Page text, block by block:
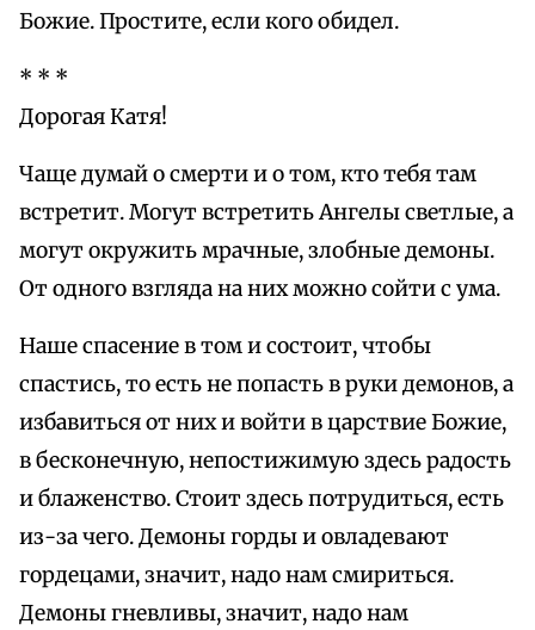
Божие. Простите, если кого обидел.
* * *
Дорогая Катя!
Чаще думай о смерти и о том, кто тебя там
встретит. Могут встретить Ангелы светлые, а
могут окружить мрачные, злобные демоны.
От одного взгляда на них можно сойти с ума.
Наше спасение в том и состоит, чтобы
спастись, то есть не попасть в руки демонов, а
избавиться от них и войти в царствие Божие,
в бесконечную, непостижимую здесь радость
и блаженство. Стоит здесь потрудиться, есть
из-за чего. Демоны горды и овладевают
гордецами, значит, надо нам смириться.
Демоны гневливы, значит, надо нам